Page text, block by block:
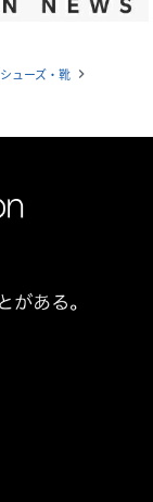
シューズ・靴 navigate_next